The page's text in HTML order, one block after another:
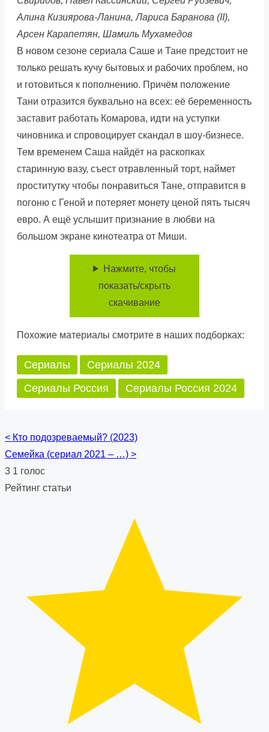
Алина Кизиярова-Ланина, Лариса Баранова (II),
Арсен Карапетян, Шамиль Мухамедов
В новом сезоне сериала Саше и Тане предстоит не
только решать кучу бытовых и рабочих проблем, но
и готовиться к пополнению. Причём положение
Тани отразится буквально на всех: её беременность
заставит работать Комарова, идти на уступки
чиновника и спровоцирует скандал в шоу-бизнесе.
Тем временем Саша найдёт на раскопках
старинную вазу, съест отравленный торт, наймет
проститутку чтобы понравиться Тане, отправится в
погоню с Геной и потеряет монету ценой пять тысяч
евро. А ещё услышит признание в любви на
большом экране кинотеатра от Миши.
Нажмите, чтобы
показать/скрыть
скачивание
Похожие материалы смотрите в наших подборках:
Сериалы
Сериалы 2024
Сериалы Россия
Сериалы Россия 2024
Posts
navigation
< Кто подозреваемый? (2023)
Семейка (сериал 2021 – …) >
3 1 голос
Рейтинг статьи